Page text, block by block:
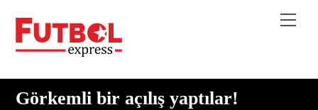
content
Görkemli bir açılış yaptılar!